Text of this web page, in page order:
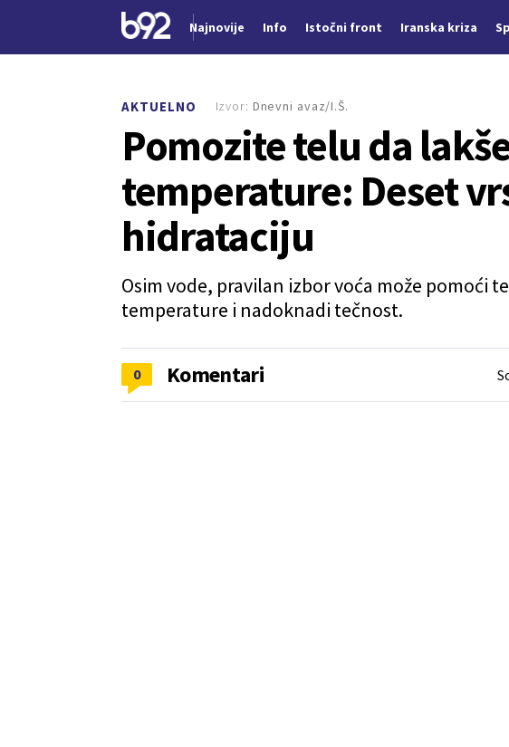
Najnovije Info Istočni front Iranska kriza
AKTUELNO
Pomozite telu da
temperature: Deset
hidrataciju
Osim vode, pravilan izbor voća može pomoći
temperature i nadoknadi tečnost.
Izvor: Dnevni avaz/I.Š.
0 Komentari